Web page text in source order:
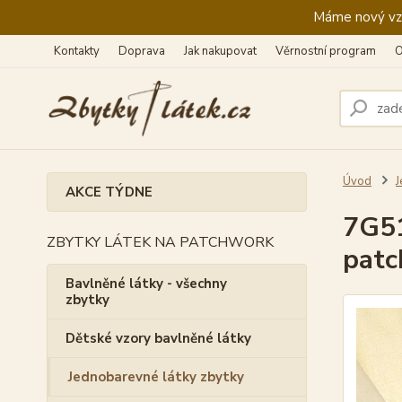
Máme nový
Kontakty Doprava Jak nakupovat Věrnostní program
AKCE TÝDNE
ZBYTKY LÁTEK NA PATCHWORK
Bavlněné látky - všechny
zbytky
Dětské vzory bavlněné látky
Jednobarevné látky zbytky
Úvod